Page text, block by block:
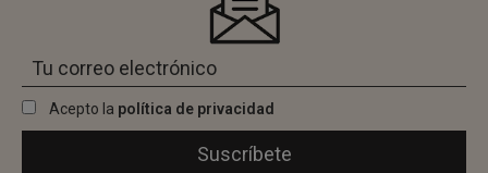
Acepto la política de privacidad